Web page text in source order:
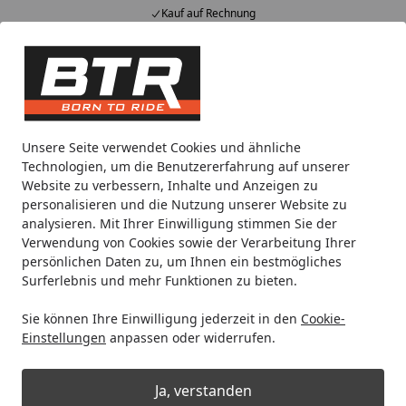
Unsere Seite verwendet Cookies und ähnliche
Technologien, um die Benutzererfahrung auf unserer
Website zu verbessern, Inhalte und Anzeigen zu
personalisieren und die Nutzung unserer Website zu
analysieren. Mit Ihrer Einwilligung stimmen Sie der
Verwendung von Cookies sowie der Verarbeitung Ihrer
persönlichen Daten zu, um Ihnen ein bestmögliches
Surferlebnis und mehr Funktionen zu bieten.
Sie können Ihre Einwilligung jederzeit in den Cookie-
Einstellungen anpassen oder widerrufen.
Ja, verstanden
Kauf auf Rechnung
Alle Produkte
Mein Konto
Suchen
Noch 7 Stunden und 56 Minuten
Spare bis zu 35% auf EVOLIFT® Zentralständer
von BTR!
Startseite
Motorradteile & Ersatzteile Auspuff Endschalldämpfer
Hurric SLIP-ON Schalldämpfer
Supersport Carbon für YAMAHA
XJR1300